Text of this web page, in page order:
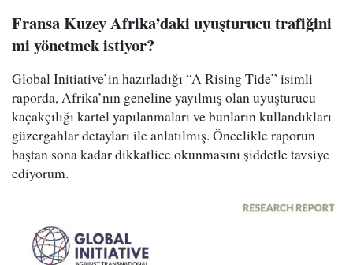
Fransa Kuzey Afrika’daki uyuşturucu trafiğini
mi yönetmek istiyor?
Global Initiative’in hazırladığı “A Rising Tide” isimli
raporda, Afrika’nın geneline yayılmış olan uyuşturucu
kaçakçılığı kartel yapılanmaları ve bunların kullandıkları
güzergahlar detayları ile anlatılmış. Öncelikle raporun
baştan sona kadar dikkatlice okunmasını şiddetle tavsiye
ediyorum.